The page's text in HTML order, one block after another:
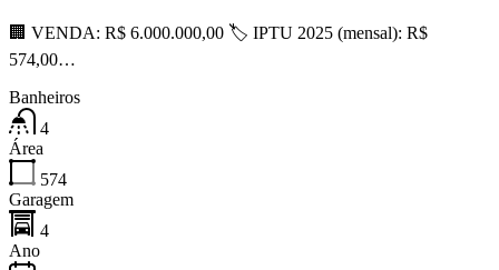
🏢 VENDA: R$ 6.000.000,00 🏷 IPTU 2025 (mensal): R$
574,00…
Banheiros
4
Área
574
Garagem
4
Ano